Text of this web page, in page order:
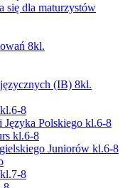
się dla maturzystów
8kl.
(IB) 8kl.
8
Polskiego kl.6-8
kl.6-8
Juniorów kl.6-8
8